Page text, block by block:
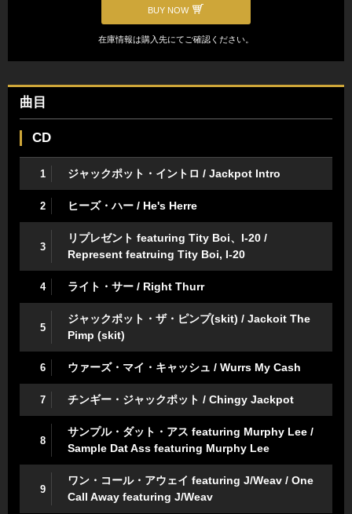
BUY NOW
在庫情報は購入先にてご確認ください。
曲目
CD
1 ジャックポット・イントロ / Jackpot Intro
2 ヒーズ・ハー / He's Herre
3
リプレゼント featuring Tity Boi、I-20 /
Represent featruing Tity Boi, I-20
4 ライト・サー / Right Thurr
5
ジャックポット・ザ・ピンプ(skit) / Jackoit The
Pimp (skit)
6 ウァーズ・マイ・キャッシュ / Wurrs My Cash
7 チンギー・ジャックポット / Chingy Jackpot
8
サンプル・ダット・アス featuring Murphy Lee /
Sample Dat Ass featuring Murphy Lee
9
ワン・コール・アウェイ featuring J/Weav / One
Call Away featuring J/Weav